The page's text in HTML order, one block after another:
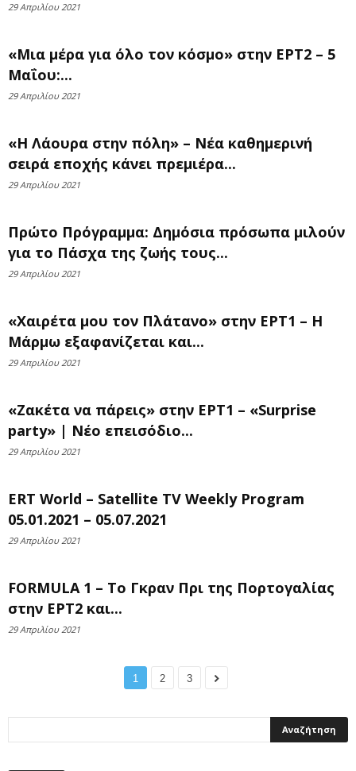
29 Απριλίου 2021
«Μια μέρα για όλο τον κόσμο» στην ΕΡΤ2 – 5
Μαΐου:...
29 Απριλίου 2021
«Η Λάουρα στην πόλη» – Nέα καθημερινή
σειρά εποχής κάνει πρεμιέρα...
29 Απριλίου 2021
Πρώτο Πρόγραμμα: Δημόσια πρόσωπα μιλούν
για το Πάσχα της ζωής τους...
29 Απριλίου 2021
«Χαιρέτα μου τον Πλάτανο» στην ΕΡΤ1 – Η
Μάρμω εξαφανίζεται και...
29 Απριλίου 2021
«Ζακέτα να πάρεις» στην ΕΡΤ1 – «Surprise
party» | Νέο επεισόδιο...
29 Απριλίου 2021
ERT World – Satellite TV Weekly Program
05.01.2021 – 05.07.2021
29 Απριλίου 2021
FORMULA 1 – Το Γκραν Πρι της Πορτογαλίας
στην ΕΡΤ2 και...
29 Απριλίου 2021
1 2 3